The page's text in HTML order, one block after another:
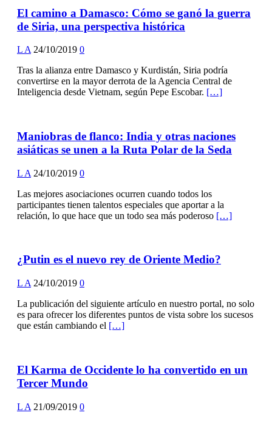
El camino a Damasco: Cómo se ganó la guerra
de Siria, una perspectiva histórica
L A 24/10/2019 0
Tras la alianza entre Damasco y Kurdistán, Siria podría
convertirse en la mayor derrota de la Agencia Central de
Inteligencia desde Vietnam, según Pepe Escobar. […]
Maniobras de flanco: India y otras naciones
asiáticas se unen a la Ruta Polar de la Seda
L A 24/10/2019 0
Las mejores asociaciones ocurren cuando todos los
participantes tienen talentos especiales que aportar a la
relación, lo que hace que un todo sea más poderoso […]
¿Putin es el nuevo rey de Oriente Medio?
L A 24/10/2019 0
La publicación del siguiente artículo en nuestro portal, no solo
es para ofrecer los diferentes puntos de vista sobre los sucesos
que están cambiando el […]
El Karma de Occidente lo ha convertido en un
Tercer Mundo
L A 21/09/2019 0